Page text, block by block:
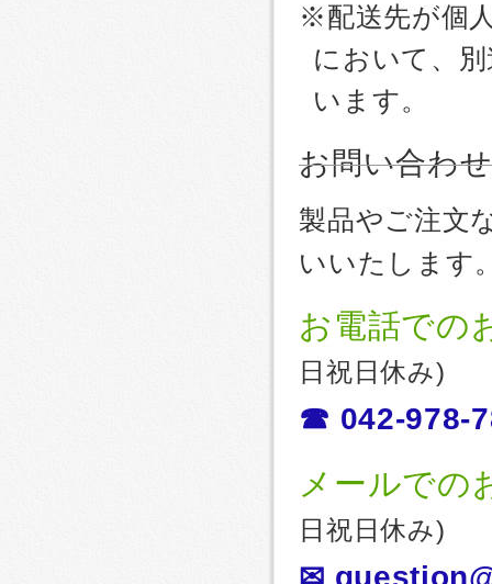
※配送先が個
において、
います。
お問い合わせ
製品やご注文
いいたします
お電話での
日祝日休み)
☎ 042-978-
メールでの
日祝日休み)
✉